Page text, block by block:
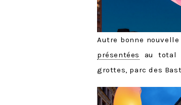
Autre bonne
présentées
au total
grottes, parc des